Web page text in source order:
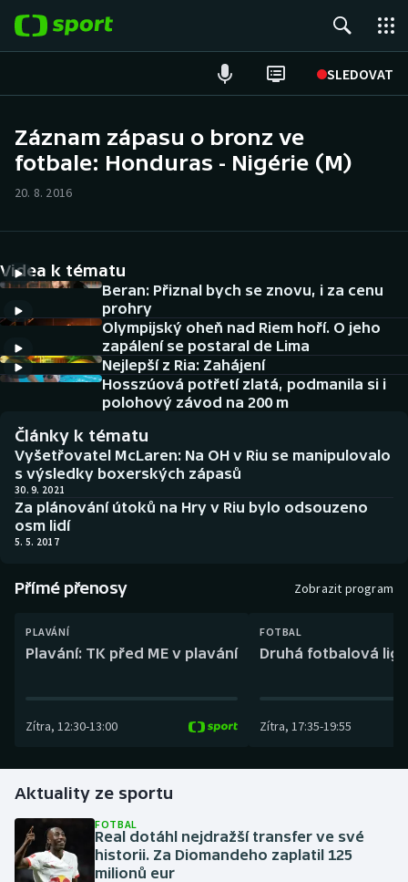
SLEDOVAT
Hokej
Cyklistika
DALŠÍ SPORTY
Americký fotbal
Basketbal
Biatlon
Box
Curling
Florbal
Futsal
Golf
Gymnastika
NEPŘEHLÉDNĚTE
Historické návraty
Aplikace ČT sport
Záznam zápasu o bronz ve
fotbale: Honduras - Nigérie (M)
20. 8. 2016
Videa k tématu
Beran: Přiznal bych se znovu, i za cenu
prohry
Olympijský oheň nad Riem hoří. O jeho
zapálení se postaral de Lima
Nejlepší z Ria: Zahájení
Hosszúová potřetí zlatá, podmanila si i
polohový závod na 200 m
Články k tématu
Vyšetřovatel McLaren: Na OH v Riu se manipulovalo
s výsledky boxerských zápasů
30. 9. 2021
Za plánování útoků na Hry v Riu bylo odsouzeno
osm lidí
5. 5. 2017
Přímé přenosy Zobrazit program
PLAVÁNÍ
Plavání: TK před ME v plavání
Zítra, 12:30-13:00
FOTBAL
Druhá fotbalová
Zítra, 17:35-19:55
Aktuality ze sportu
FOTBAL
Real dotáhl nejdražší transfer ve své
historii. Za Diomandeho zaplatil 125
milionů eur